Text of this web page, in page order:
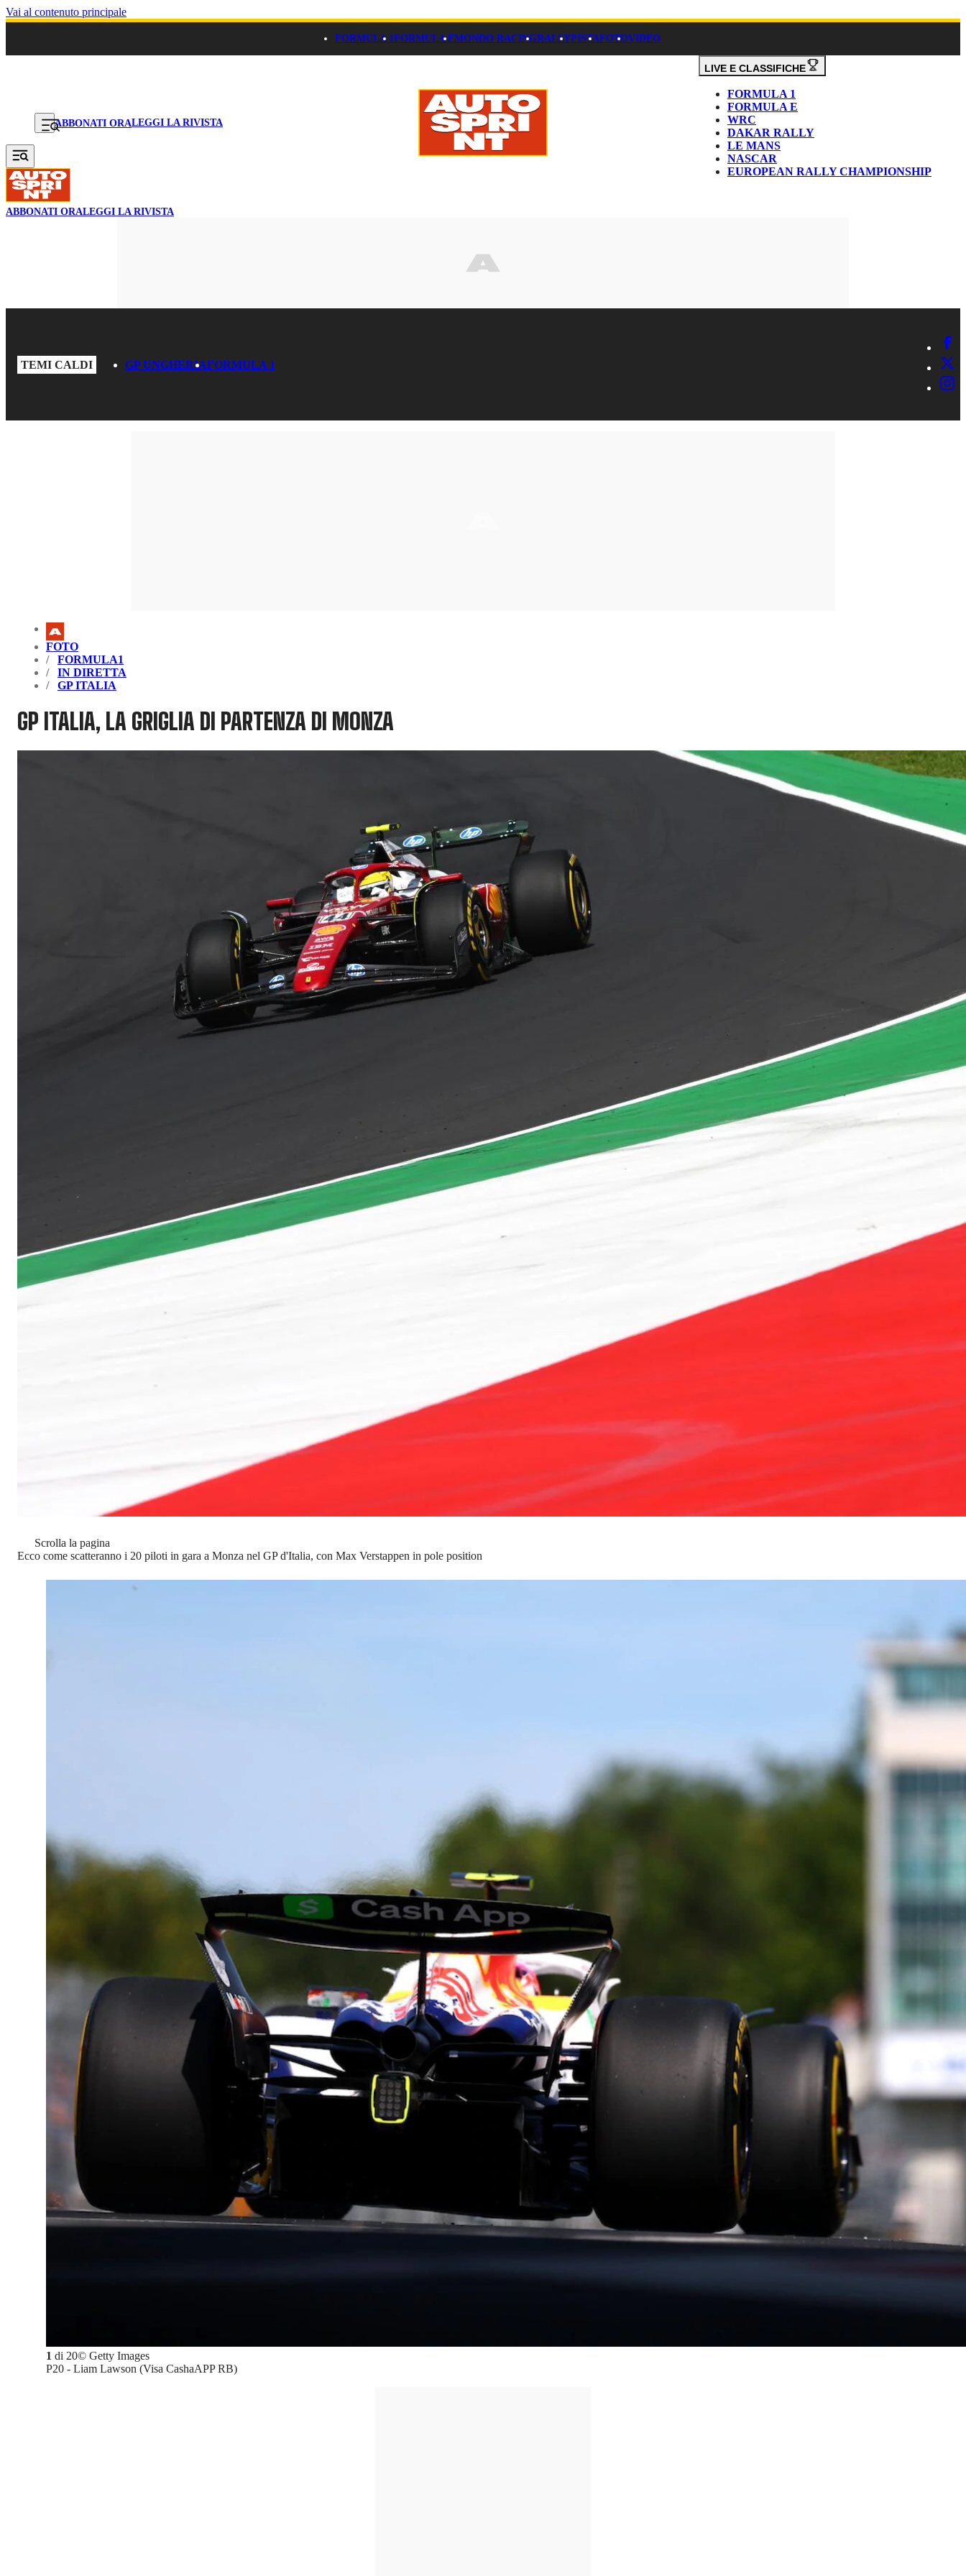
Vai al contenuto principale
FORMULA 1FORMULA EMONDO RACINGRALLYPISTAFOTOVIDEO
ABBONATI ORALEGGI LA RIVISTA
LIVE E CLASSIFICHE
FORMULA 1
FORMULA E
WRC
DAKAR RALLY
LE MANS
NASCAR
EUROPEAN RALLY CHAMPIONSHIP
ABBONATI ORALEGGI LA RIVISTA
TEMI CALDI GP UNGHERIAFORMULA 1
FOTO
FORMULA1
IN DIRETTA
GP ITALIA
GP ITALIA, LA GRIGLIA DI PARTENZA DI MONZA
Scrolla la pagina
Ecco come scatteranno i 20 piloti in gara a Monza nel GP d'Italia, con Max Verstappen in pole position
1 di 20© Getty Images
P20 - Liam Lawson (Visa CashaAPP RB)